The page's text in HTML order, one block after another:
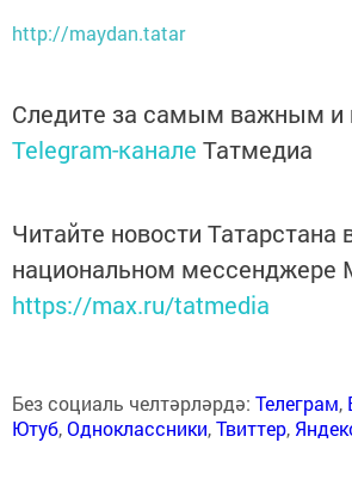
http://maydan.tatar
Следите за самым важным и
Telegram-канале Татмедиа
Читайте новости Татарстана
национальном мессенджере
https://max.ru/tatmedia
Без социаль челтәрләрдә: Телеграм,
Ютуб,Одноклассники,Твиттер,